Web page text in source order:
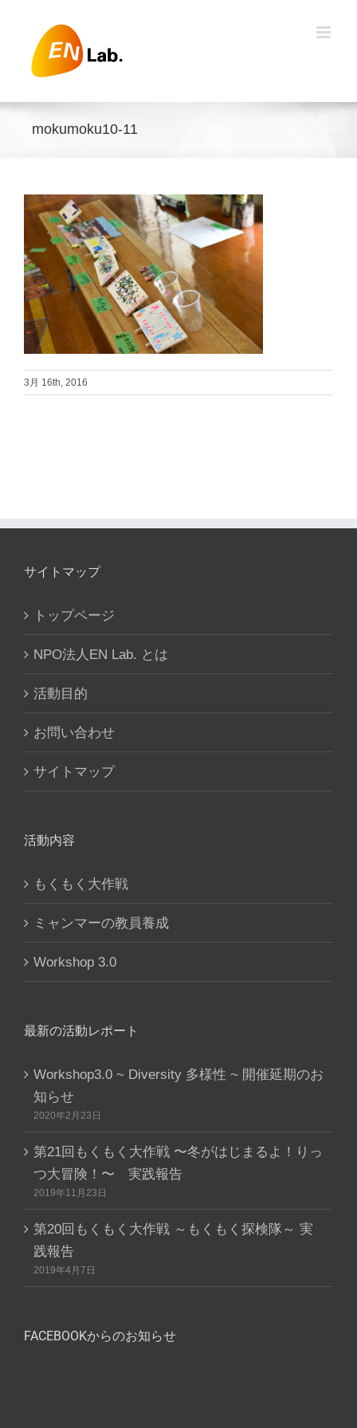
content
mokumoku10-11
3月 16th, 2016
サイトマップ
トップページ
NPO法人EN Lab. とは
活動目的
お問い合わせ
サイトマップ
活動内容
もくもく大作戦
ミャンマーの教員養成
Workshop 3.0
最新の活動レポート
Workshop3.0 ~ Diversity 多様性 ~ 開催延期のお
知らせ
2020年2月23日
第21回もくもく大作戦 〜冬がはじまるよ！りっ
つ大冒険！〜 実践報告
2019年11月23日
第20回もくもく大作戦 ～もくもく探検隊～ 実
践報告
2019年4月7日
FACEBOOKからのお知らせ